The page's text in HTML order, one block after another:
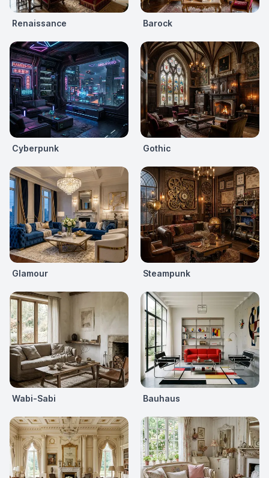
Renaissance Barock
Cyberpunk Gothic
Glamour Steampunk
Wabi-Sabi Bauhaus